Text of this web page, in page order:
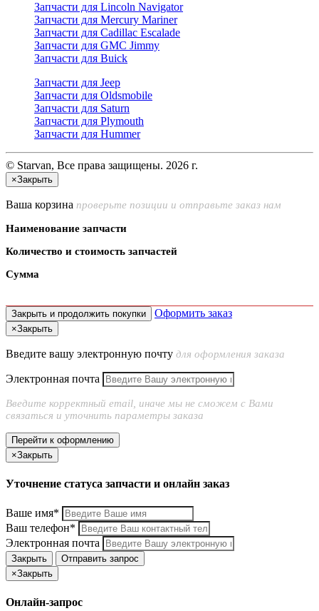
Запчасти для Lincoln Navigator
Запчасти для Mercury Mariner
Запчасти для Cadillac Escalade
Запчасти для GMC Jimmy
Запчасти для Buick
Запчасти для Jeep
Запчасти для Oldsmobile
Запчасти для Saturn
Запчасти для Plymouth
Запчасти для Hummer
© Starvan, Все права защищены. 2026 г.
×Закрыть
Ваша корзина проверьте позиции и отправьте заказ нам
Наименование запчасти
Количество и стоимость запчастей
Сумма
Закрыть и продолжить покупки Оформить заказ
×Закрыть
Введите вашу электронную почту для оформления заказа
Электронная почта
Введите корректный email, иначе мы не сможем с Вами
связаться и уточнить параметры заказа
Перейти к оформлению
×Закрыть
Уточнение статуса запчасти и онлайн заказ
Ваше имя*
Ваш телефон*
Электронная почта
Закрыть
Отправить запрос
×Закрыть
Онлайн-запрос